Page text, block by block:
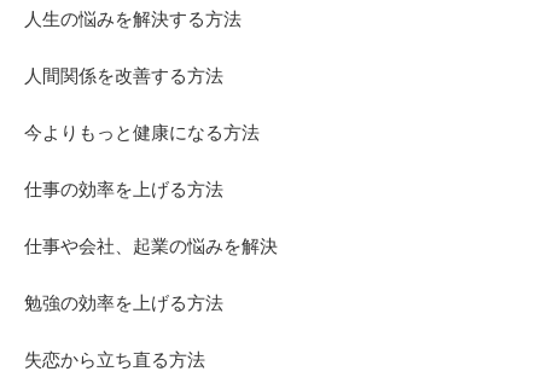
人生の悩みを解決する方法
人間関係を改善する方法
今よりもっと健康になる方法
仕事の効率を上げる方法
仕事や会社、起業の悩みを解決
勉強の効率を上げる方法
失恋から立ち直る方法